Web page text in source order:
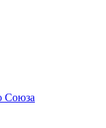
Союза